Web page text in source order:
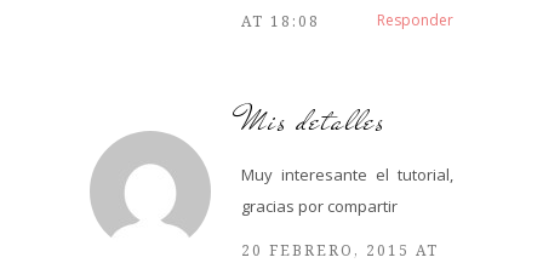
AT 18:08
Responder
Mis detalles
Muy interesante el tutorial,
gracias por compartir
20 FEBRERO, 2015 AT